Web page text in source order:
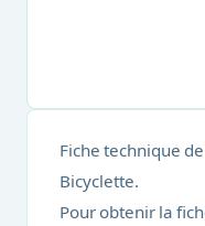
Fiche technique
Bicyclette.
Pour obtenir la